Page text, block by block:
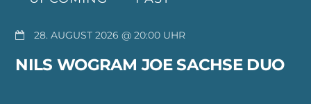
28. AUGUST 2026 @ 20:00
NILS WOGRAM JOE SACHSE DUO